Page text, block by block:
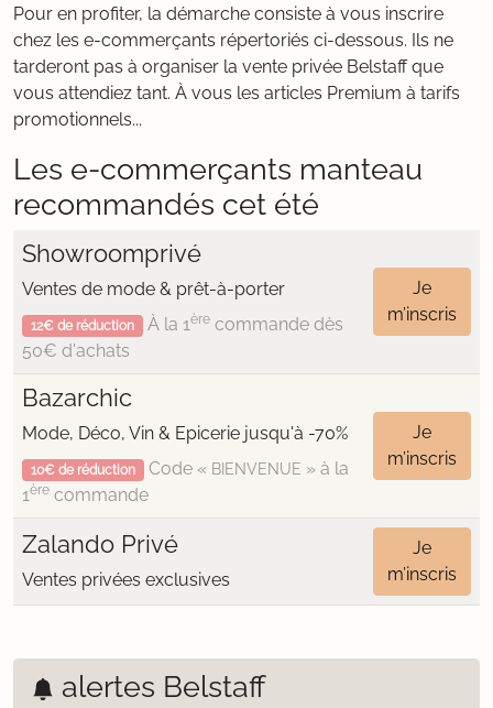
Pour en profiter, la démarche consiste à vous inscrire
chez les e-commerçants répertoriés ci-dessous. Ils ne
tarderont pas à organiser la vente privée Belstaff que
vous attendiez tant. À vous les articles Premium à tarifs
promotionnels...
Les e-commerçants manteau
recommandés cet été
Showroomprivé
Ventes de mode & prêt-à-porter
12€ de réduction À la 1èrecommande dès
50€ d'achats
Je
m’inscris
Bazarchic
Mode, Déco, Vin & Epicerie jusqu'à -70%
10€ de réduction Code « BIENVENUE » à la
1ère commande
Je
m’inscris
Zalando Privé
Ventes privées exclusives
Je
m’inscris
alertes Belstaff